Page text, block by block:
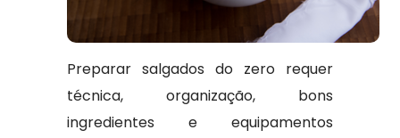
Preparar salgados do zero requer
técnica, organização, bons
ingredientes e equipamentos